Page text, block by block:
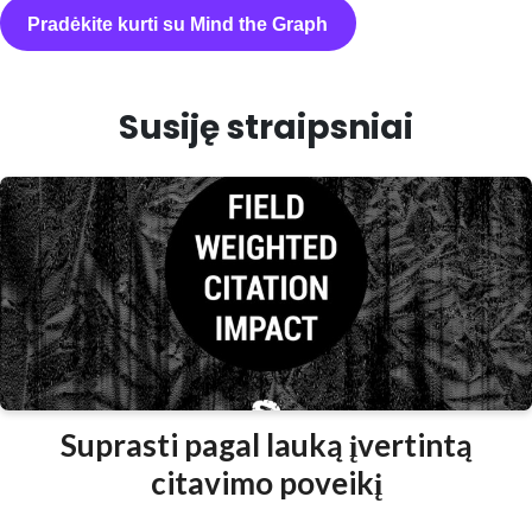
Pradėkite kurti su Mind the Graph
Susiję straipsniai
Suprasti pagal lauką įvertintą
citavimo poveikį